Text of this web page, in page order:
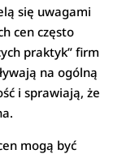
się uwagami
cen często
praktyk” firm
na ogólną
i sprawiają, że
mogą być